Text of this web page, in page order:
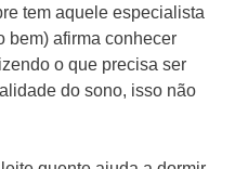
tem aquele especialista
bem) afirma conhecer
o que precisa ser
do sono, isso não